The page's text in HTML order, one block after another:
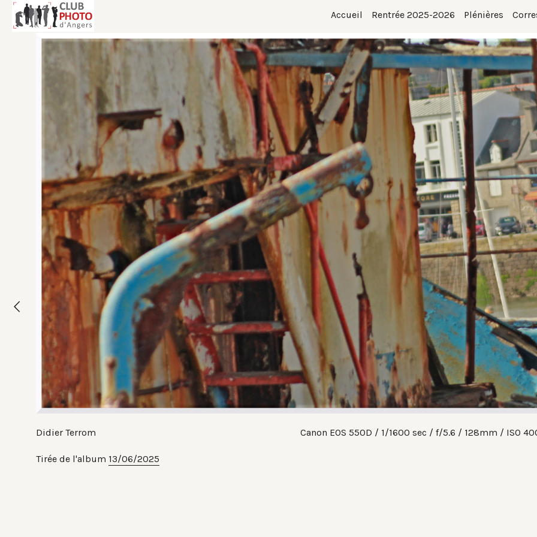
Accueil Rentrée 2025-2026 Plénières
Didier Terrom
Tirée de l'album 13/06/2025
Canon EOS 550D 1/1600 sec f/5.6 128mm ISO